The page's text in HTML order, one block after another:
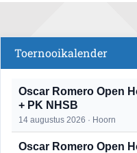
Toernooikalender
Oscar Romero Open
+ PK NHSB
14 augustus 2026 · Hoorn
Oscar Romero Open